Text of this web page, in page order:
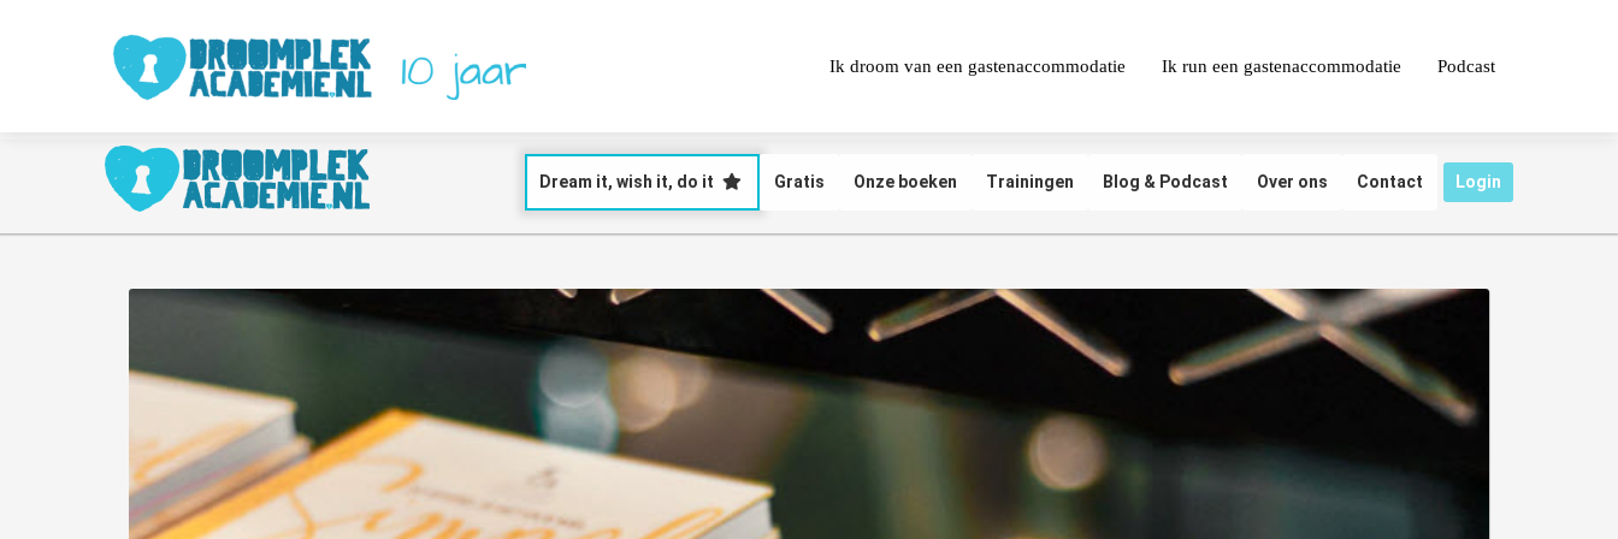
Ik droom van een gastenaccommodatie Ik run een gastenaccommodatie Podcast
Dream it, wish it, do it Gratis Onze boeken Trainingen Blog & Podcast Over ons Contact Login